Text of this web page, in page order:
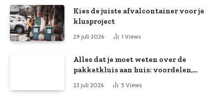
Kies de juiste afvalcontainer voor je
klusproject
29 juli 2026 1 Views
Alles dat je moet weten over de
pakketkluis aan huis: voordelen,
kooptips en belang
23 juli 2026 5 Views